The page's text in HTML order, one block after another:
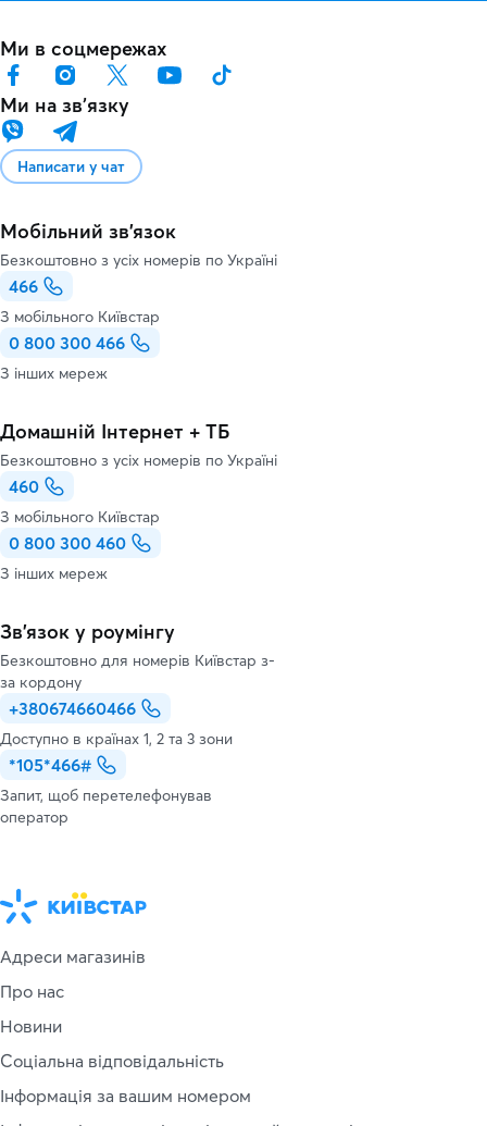
Ми в соцмережах
Ми на звʼязку
Написати у чат
Мобільний зв'язок
Безкоштовно з усіх номерів по Україні
466
З мобільного Київстар
0 800 300 466
З інших мереж
Домашній Інтернет + ТБ
Безкоштовно з усіх номерів по Україні
460
З мобільного Київстар
0 800 300 460
З інших мереж
Зв’язок у роумінгу
Безкоштовно для номерів Київстар з-
за кордону
+380674660466
Доступно в країнах 1, 2 та 3 зони
*105*466#
Запит, щоб перетелефонував
оператор
Адреси магазинів
Про нас
Новини
Соціальна відповідальність
Інформація за вашим номером